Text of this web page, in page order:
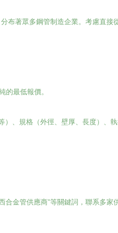
布著眾多鋼管制造企業。考慮直
的最低報價。
、規格（外徑、壁厚、長度）、
合金管供應商”等關鍵詞，聯系多家